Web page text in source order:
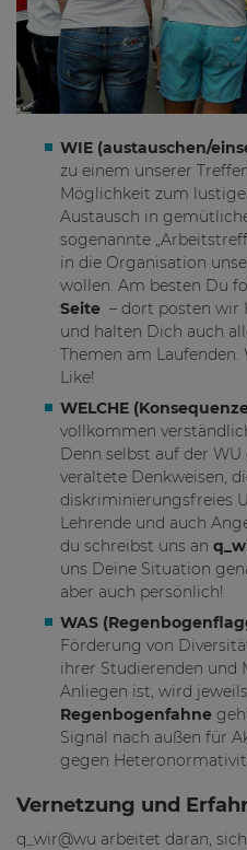
WIE (austauschen/
zu einem unserer
Möglichkeit zum
Austausch in
sogenannte
in die Organisation
wollen. Am besten Du
Seite – dort posten wir
und halten Dich auch
Themen am
Like!
WELCHE
vollkommen
Denn selbst auf der
veraltete Denkweisen,
diskriminierungsfreies
Lehrende und auch
du schreibst uns an
uns Deine Situation
aber auch persönlich!
WAS
Förderung von
ihrer Studierenden und
Anliegen ist, wird
Regenbogenfahne
Signal nach außen für
gegen
Vernetzung und
q_wir@wu arbeitet daran,